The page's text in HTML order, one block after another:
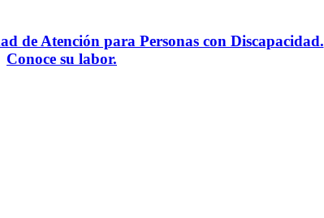
de Atención para Personas con Discapacidad.
Conoce su labor.